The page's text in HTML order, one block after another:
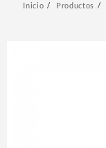
Inicio Productos